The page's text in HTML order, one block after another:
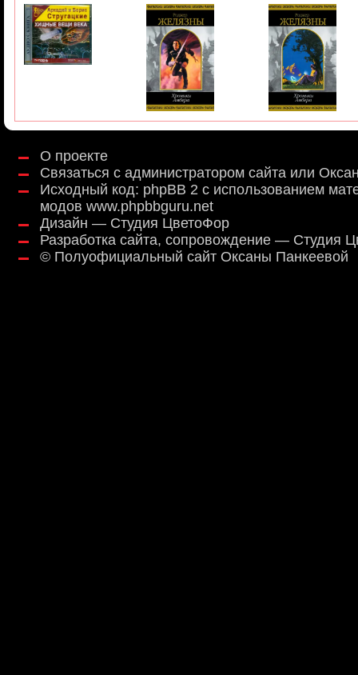
О проекте
Связаться с администратором сайта или
Исходный код: phpBB 2 с использованием
модов www.phpbbguru.net
Дизайн — Студия ЦветоФор
Разработка сайта, сопровождение — Студия
© Полуофициальный сайт Оксаны Панкеевой